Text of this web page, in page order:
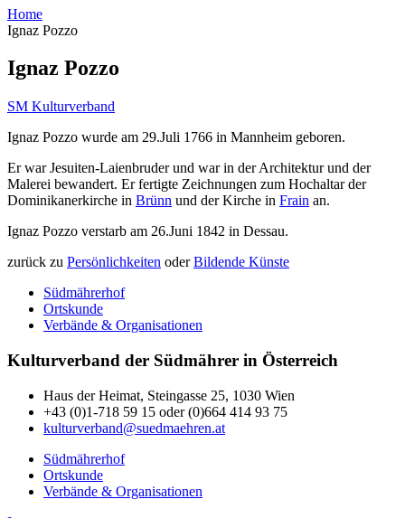
Home
Ignaz Pozzo
Ignaz Pozzo
SM Kulturverband
Ignaz Pozzo wurde am 29.Juli 1766 in Mannheim geboren.
Er war Jesuiten-Laienbruder und war in der Architektur und der
Malerei bewandert. Er fertigte Zeichnungen zum Hochaltar der
Dominikanerkirche in Brünn und der Kirche in Frain an.
Ignaz Pozzo verstarb am 26.Juni 1842 in Dessau.
zurück zu Persönlichkeiten oderBildende Künste
Südmährerhof
Ortskunde
Verbände & Organisationen
Kulturverband der Südmährer in Österreich
Haus der Heimat, Steingasse 25, 1030 Wien
+43 (0)1-718 59 15 oder (0)664 414 93 75
kulturverband@suedmaehren.at
Südmährerhof
Ortskunde
Verbände & Organisationen